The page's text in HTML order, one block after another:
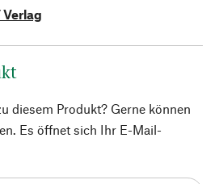
Verlag
diesem Produkt? Gerne können
Es öffnet sich Ihr E-Mail-